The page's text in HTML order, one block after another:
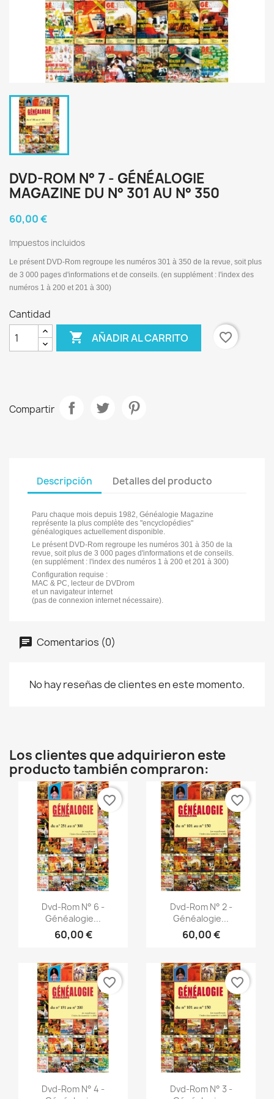
DVD-ROM N° 7 - GÉNÉALOGIE
MAGAZINE DU N° 301 AU N° 350
60,00 €
Impuestos incluidos
Le présent DVD-Rom regroupe les numéros 301 à 350 de la revue, soit plus
de 3 000 pages d'informations et de conseils. (en supplément : l'index des
numéros 1 à 200 et 201 à 300)
Cantidad
 AÑADIR AL CARRITO favorite_border
Compartir
Descripción Detalles del producto
Paru chaque mois depuis 1982, Généalogie Magazine
représente la plus complète des "encyclopédies"
généalogiques actuellement disponible.
Le présent DVD-Rom regroupe les numéros 301 à 350 de la
revue, soit plus de 3 000 pages d'informations et de conseils.
(en supplément : l'index des numéros 1 à 200 et 201 à 300)
Configuration requise :
MAC & PC, lecteur de DVDrom
et un navigateur internet
(pas de connexion internet nécessaire).
Comentarios (0)
No hay reseñas de clientes en este momento.
Los clientes que adquirieron este
producto también compraron:
Vista rápida
Dvd-Rom N° 6 -
Généalogie...
60,00 €
favorite_border
Vista rápida
Dvd-Rom N° 2 -
Généalogie...
60,00 €
favorite_border
Vista rápida
Dvd-Rom N° 4 -
favorite_border
Vista rápida
Dvd-Rom N° 3 -
favorite_border